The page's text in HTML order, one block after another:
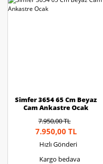
Simfer 3654 65 Cm Beyaz
Cam Ankastre Ocak
7.950,00 TL
7.950,00 TL
Hızlı Gönderi
Kargo bedava